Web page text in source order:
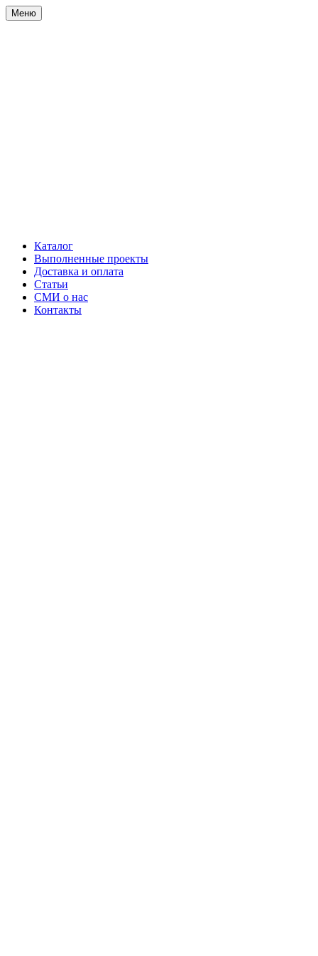
Меню
Каталог
Выполненные проекты
Доставка и оплата
Статьи
СМИ о нас
Контакты